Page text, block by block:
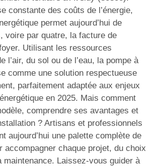
constante des coûts de l’énergie,
permet aujourd’hui de
voire par quatre, la facture de
Utilisant les ressources
l’air, du sol ou de l’eau, la pompe à
comme une solution respectueuse
parfaitement adaptée aux enjeux
en 2025. Mais comment
comprendre ses avantages et
? Artisans et professionnels
aujourd’hui une palette complète de
accompagner chaque projet, du choix
maintenance. Laissez-vous guider à